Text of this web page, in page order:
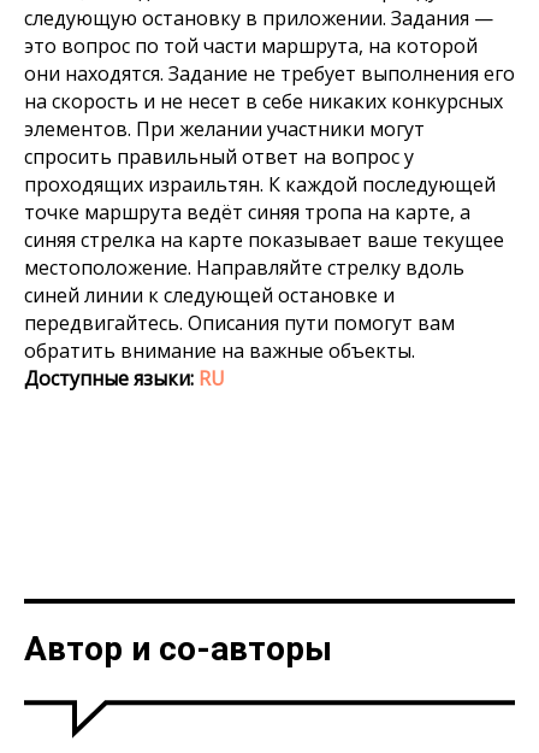
ТРОПОЙ КАББАЛЫ
(ВАРИАНТ 3)
следующую остановку в приложении. Задания —
это вопрос по той части маршрута, на которой
они находятся. Задание не требует выполнения его
на скорость и не несет в себе никаких конкурсных
элементов. При желании участники могут
спросить правильный ответ на вопрос у
проходящих израильтян. К каждой последующей
точке маршрута ведёт синяя тропа на карте, а
синяя стрелка на карте показывает ваше текущее
местоположение. Направляйте стрелку вдоль
синей линии к следующей остановке и
передвигайтесь. Описания пути помогут вам
обратить внимание на важные объекты.
Доступные языки: RU
Автор и со-авторы